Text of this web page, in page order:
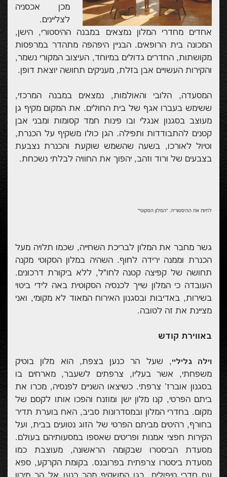
מכן אכסניה
לצליינים.
אחדים מחדרי המלון נמצאים במבנה ההיסטורי, הישן,
המכונה בית הרופאים. הבניין היפהפה מתהדר במרפסות
מקושתות, החדרים גדולים במיוחד, העיצוב המקורי נשמר,
והקירות העשויים אבן בזלת, מעניקים תחושה יוצאת דופן.
המסעדה, הלובי והאולמות, נמצאים במבנה המרכזי,
ששימש בעברו אגף של בית החולים. את המקום מקיף גן
מעוצב בסגנון אנגלי ובו פינות חמד קסומות ומבני אבן
קטנים להתבודדות ותפילה. הגן כולו משקיף על הכנרת,
וטיול לאורכו, בשעה שהשמש שוקעת והכנרת נצבעת
בצבעים של ורוד וזהב, יהפוך את החוויה לבלתי נשכחת.
לחיות את ההיסטוריה. "המלון הסקוטי"
גשר מחבר את המלון לבריכת השחייה, שכמו תלויה מעל
הכנרת וממנה ירידה לחוף. השהיה במלון הסקוטי מקנה
תחושה של קפיצה קטנה לחו"ל, ללא ביקורת דרכונים.
העובדה כי המלון שייך לכנסיה הסקוטית באה לידי ביטוי
בשירות, באדיבות ובסגנון האירוח המאוד לא מקומי, ואני
מציינת את זה לטובה.
באווירת קודש
וילה גליליי, שעל הר כנען בצפת, הוא מלון בוטיק
משפחתי, אשר בעליו, צרפתים לשעבר, מארחים בו
בסגנון אוברז' צרפתי. כשיצאו השניים לפנסיה, מכרו את
ביתם הפרטי, קנו מלון ישן ומוזנח והפכו אותו לקסם של
מקום. בחדרי המלון ובמסדרונות סביב, האח בוערת תדיר
בחורף, רהיטים מביתם הפרטי של הזוג נטועים בבית, ועל
הקירות חפצי אמנות ופריטים שאספו במסעותיהם בעולם.
מסעדת הביסטרו שבקומה הראשונה, מעוצבת כמו
מסעדת ביסטרו צרפתית בפרובנס. בקומת הקרקע, ספא